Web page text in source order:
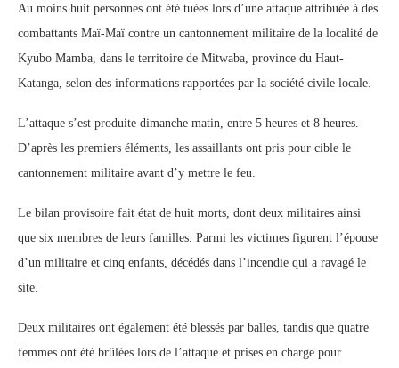
Au moins huit personnes ont été tuées lors d’une attaque attribuée à des
combattants Maï-Maï contre un cantonnement militaire de la localité de
Kyubo Mamba, dans le territoire de Mitwaba, province du Haut-
Katanga, selon des informations rapportées par la société civile locale.
L’attaque s’est produite dimanche matin, entre 5 heures et 8 heures.
D’après les premiers éléments, les assaillants ont pris pour cible le
cantonnement militaire avant d’y mettre le feu.
Le bilan provisoire fait état de huit morts, dont deux militaires ainsi
que six membres de leurs familles. Parmi les victimes figurent l’épouse
d’un militaire et cinq enfants, décédés dans l’incendie qui a ravagé le
site.
Deux militaires ont également été blessés par balles, tandis que quatre
femmes ont été brûlées lors de l’attaque et prises en charge pour